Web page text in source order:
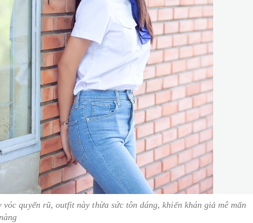
vóc quyến rũ, outfit này thừa sức tôn dáng, khiến khán giả mê mẩn